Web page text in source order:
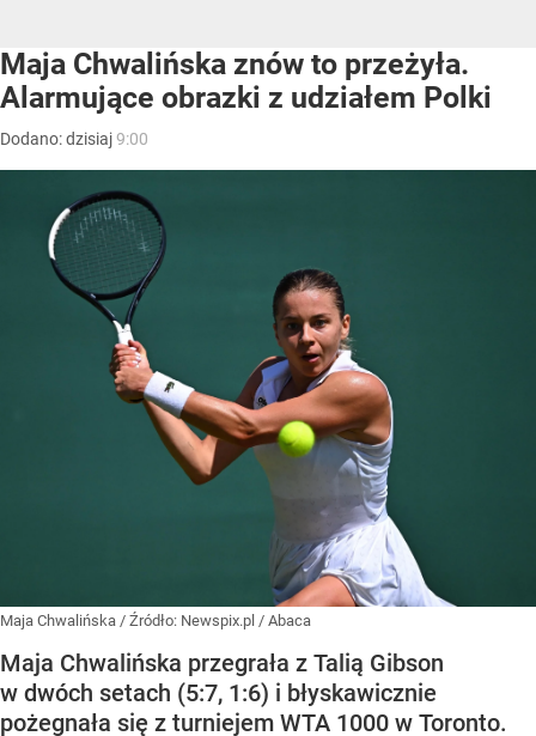
Maja Chwalińska znów to przeżyła.
Alarmujące obrazki z udziałem Polki
Dodano:dzisiaj9:00
Maja Chwalińska / Źródło: Newspix.pl / Abaca
Maja Chwalińska przegrała z Talią Gibson
w dwóch setach (5:7, 1:6) i błyskawicznie
pożegnała się z turniejem WTA 1000 w Toronto.